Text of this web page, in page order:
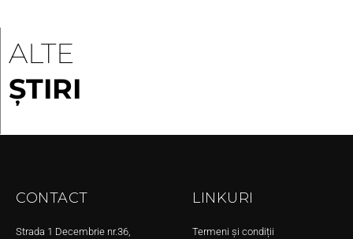
ALTE
ȘTIRI
CONTACT
Strada 1 Decembrie nr.36,
LINKURI
Termeni și condiții